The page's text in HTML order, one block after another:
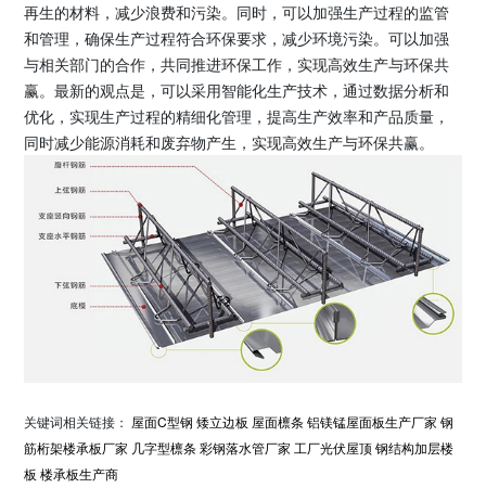
再生的材料，减少浪费和污染。同时，可以加强生产过程的监管
和管理，确保生产过程符合环保要求，减少环境污染。可以加强
与相关部门的合作，共同推进环保工作，实现高效生产与环保共
赢。最新的观点是，可以采用智能化生产技术，通过数据分析和
优化，实现生产过程的精细化管理，提高生产效率和产品质量，
同时减少能源消耗和废弃物产生，实现高效生产与环保共赢。
关键词相关链接： 屋面C型钢 矮立边板 屋面檩条 铝镁锰屋面板生产厂家 钢
筋桁架楼承板厂家 几字型檩条 彩钢落水管厂家 工厂光伏屋顶 钢结构加层楼
板 楼承板生产商